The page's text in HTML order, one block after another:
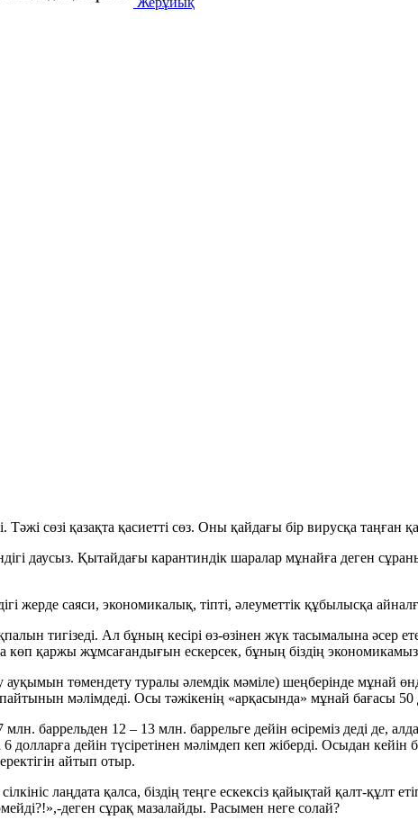
сөзі қазақта қасиетті сөз. Оны қайдағы бір вирусқа таңған
даусыз. Қытайдағы карантиндік шаралар мұнайға деген
жерде саяси, экономикалық, тіпті, әлеуметтік құбылысқа
тигізеді. Ал бұның кесірі өз-өзінен жүк тасымалына әсер
көп қаржы жұмсағандығын ескерсек, бұның біздің
төмендету туралы әлемдік мәміле) шеңберінде мұнай
мәлімдеді. Осы тәжікенің «арқасында» мұнай бағасы 50
млн. баррельден 12 – 13 млн. баррельге дейін өсіреміз деді де,
дейін түсіретінен мәлімдеп кеп жіберді. Осыдан кейін
айтып отыр.
лаңдата қалса, біздің теңге ескексіз қайықтай қалт-құлт
деген сұрақ мазалайды. Расымен неге солай?